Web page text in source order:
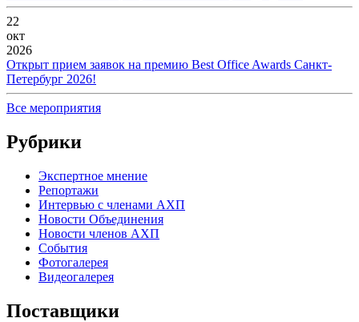
22
окт
2026
Открыт прием заявок на премию Best Office Awards Санкт-
Петербург 2026!
Все мероприятия
Рубрики
Экспертное мнение
Репортажи
Интервью с членами АХП
Новости Объединения
Новости членов АХП
События
Фотогалерея
Видеогалерея
Поставщики